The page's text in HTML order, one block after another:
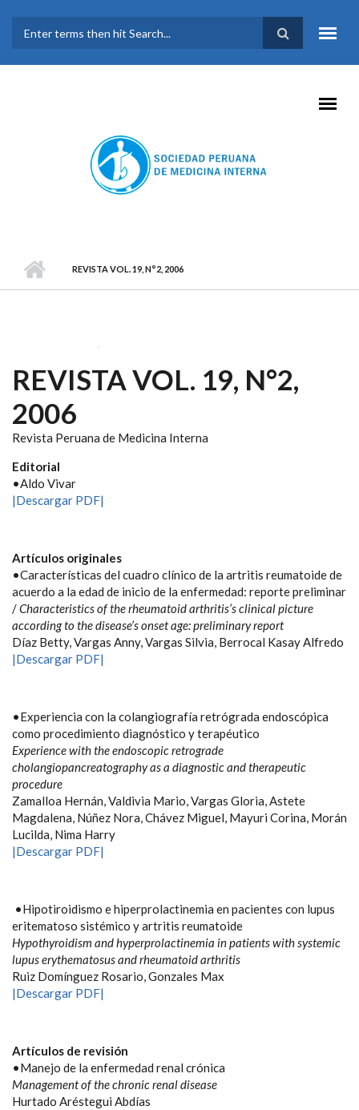
FORMULARIO DE
BÚSQUEDA
REVISTA VOL. 19, N°2, 2006
REVISTA VOL. 19, N°2,
2006
Revista Peruana de Medicina Interna
Editorial
•Aldo Vivar
|Descargar PDF|
Artículos originales
•Características del cuadro clínico de la artritis reumatoide de
acuerdo a la edad de inicio de la enfermedad: reporte preliminar
/Characteristics of the rheumatoid arthritis’s clinical picture
according to the disease’s onset age: preliminary report
Díaz Betty, Vargas Anny, Vargas Silvia, Berrocal Kasay Alfredo
|Descargar PDF|
•Experiencia con la colangiografía retrógrada endoscópica
como procedimiento diagnóstico y terapéutico
Experience with the endoscopic retrograde
cholangiopancreatography as a diagnostic and therapeutic
procedure
Zamalloa Hernán, Valdivia Mario, Vargas Gloria, Astete
Magdalena, Núñez Nora, Chávez Miguel, Mayuri Corina, Morán
Lucilda, Nima Harry
|Descargar PDF|
•Hipotiroidismo e hiperprolactinemia en pacientes con lupus
eritematoso sistémico y artritis reumatoide
Hypothyroidism and hyperprolactinemia in patients with systemic
lupus erythematosus and rheumatoid arthritis
Ruiz Domínguez Rosario, Gonzales Max
|Descargar PDF|
Artículos de revisión
•Manejo de la enfermedad renal crónica
Management of the chronic renal disease
Hurtado Aréstegui Abdías